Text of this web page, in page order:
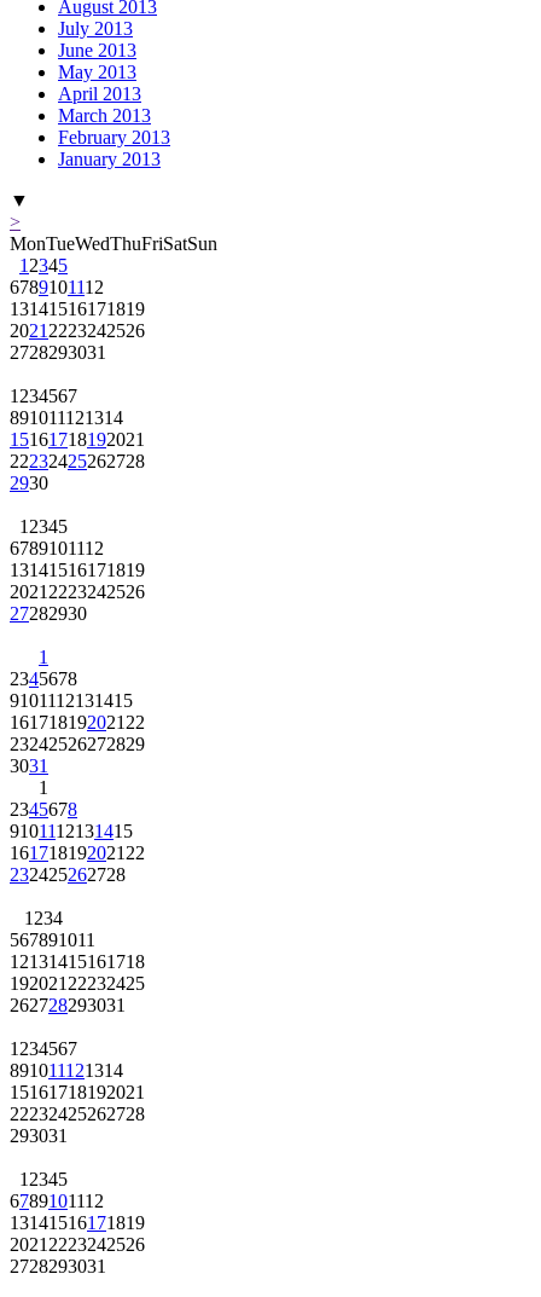
August 2013
July 2013
June 2013
May 2013
April 2013
March 2013
February 2013
January 2013
▼
>
MonTueWedThuFriSatSun
1 2345
6789101112
13141516171819
2021 2223242526
2728293031
1 234567
891011121314
15161718192021
22232425262728
2930
1 2345
6789101112
13141516171819
2021 2223242526
27282930
1
2345678
9101112131415
161718192021 22
23242526272829
3031
1
2345678
9101112131415
161718192021 22
232425262728
1 234
567891011
12131415161718
192021 22232425
262728293031
1 234567
891011121314
15161718192021
22232425262728
293031
1 2345
6789101112
13141516171819
2021 2223242526
2728293031